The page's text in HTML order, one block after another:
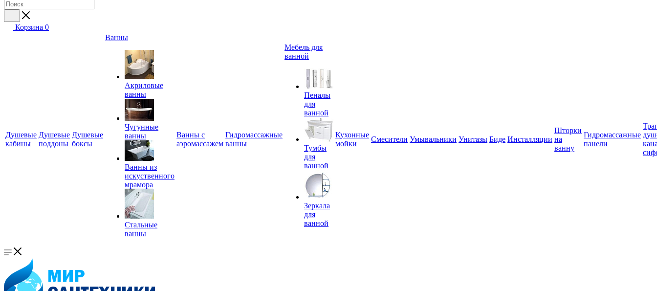
Корзина 0
Душевые
кабины
Душевые
поддоны
Душевые
боксы
Ванны
Акриловые
ванны
Чугунные
ванны
Ванны из
искуственного
мрамора
Стальные
ванны
Ванны с
аэромассажем
Гидромассажные
ванны
Мебель для
ванной
Пеналы
для
ванной
Тумбы
для
ванной
Зеркала
для
ванной
Кухонные
мойки
Смесители Умывальники Унитазы Биде Инсталляции
Шторки
на
ванну
Гидромассажные
панели